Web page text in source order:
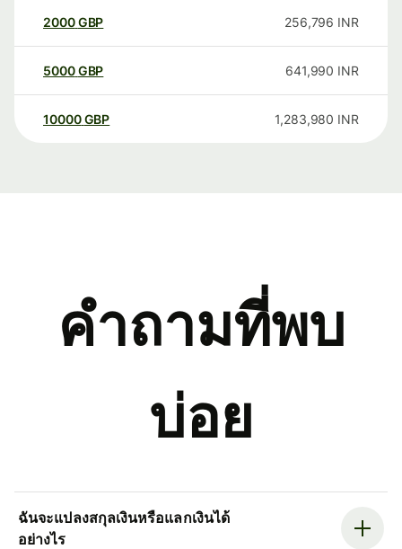
2000GBP 256,796 INR
5000GBP 641,990 INR
10000 GBP 1,283,980 INR
คำถามที่พบ
บ่อย
ฉันจะแปลงสกุลเงินหรือแลกเงินได้
อย่างไร